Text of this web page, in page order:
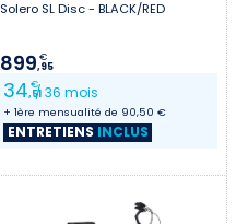
Solero SL Disc - BLACK/RED
899,95
€
34,51
€/ 36 mois
+ 1ère mensualité de 90,50 €
ENTRETIENS INCLUS